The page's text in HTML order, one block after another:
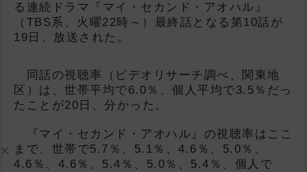
る連続ドラマ『マイ・セカンド・アオハル』
（TBS系、火曜22時～）最終話となる第10話が
19日、放送された。
同話の視聴率（ビデオリサーチ調べ、関東地
区）は、世帯平均で6.0％、個人平均で3.5％だっ
たことが20日、分かった。
『マイ・セカンド・アオハル』の視聴率はここ
まで、世帯で5.7％、5.1％、4.6％、5.0％、
4.6％、4.6％、5.4％、5.0％、5.4％、個人で